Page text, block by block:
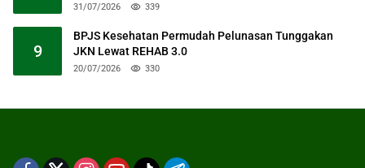
31/07/2026 339
9
BPJS Kesehatan Permudah Pelunasan Tunggakan
JKN Lewat REHAB 3.0
20/07/2026 330